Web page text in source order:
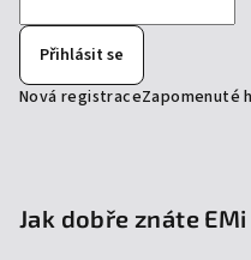
Přihlásit se
Nová registraceZapomenuté
Jak dobře znáte